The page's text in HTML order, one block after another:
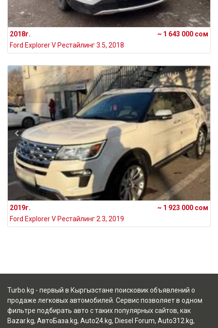
2018г.
~ 1 643 000 сом
Ford Explorer V Рестайлинг 3.5, 2018
2019г.
~ 1 923 000 сом
Ford Explorer V Рестайлинг 2.3, 2019
Turbo.kg - первый в Кыргызстане поисковик объявлений о
продаже легковых автомобилей. Сервис позволяет в одном
фильтре подбирать авто с таких популярных сайтов, как
Bazar.kg, АвтоБаза.kg, Auto24.kg, Diesel Forum, Auto312.kg,